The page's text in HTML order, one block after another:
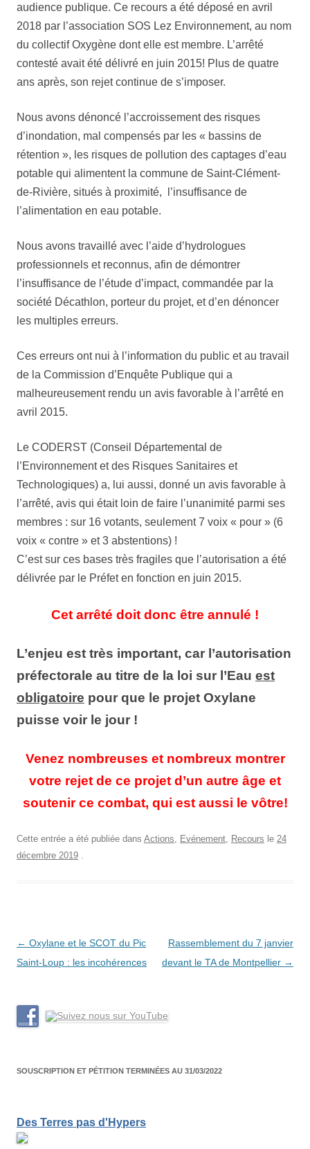
audience publique. Ce recours a été déposé en avril
2018 par l’association SOS Lez Environnement, au nom
du collectif Oxygène dont elle est membre. L’arrêté
contesté avait été délivré en juin 2015! Plus de quatre
ans après, son rejet continue de s’imposer.
Nous avons dénoncé l’accroissement des risques
d’inondation, mal compensés par les « bassins de
rétention », les risques de pollution des captages d’eau
potable qui alimentent la commune de Saint-Clément-
de-Rivière, situés à proximité, l’insuffisance de
l’alimentation en eau potable.
Nous avons travaillé avec l’aide d’hydrologues
professionnels et reconnus, afin de démontrer
l’insuffisance de l’étude d’impact, commandée par la
société Décathlon, porteur du projet, et d’en dénoncer
les multiples erreurs.
Ces erreurs ont nui à l’information du public et au travail
de la Commission d’Enquête Publique qui a
malheureusement rendu un avis favorable à l’arrêté en
avril 2015.
Le CODERST (Conseil Départemental de
l’Environnement et des Risques Sanitaires et
Technologiques) a, lui aussi, donné un avis favorable à
l’arrêté, avis qui était loin de faire l’unanimité parmi ses
membres : sur 16 votants, seulement 7 voix « pour » (6
voix « contre » et 3 abstentions) !
C’est sur ces bases très fragiles que l’autorisation a été
délivrée par le Préfet en fonction en juin 2015.
Cet arrêté doit donc être annulé !
L’enjeu est très important, car l’autorisation
préfectorale au titre de la loi sur l’Eau est
obligatoire pour que le projet Oxylane
puisse voir le jour !
Venez nombreuses et nombreux montrer
votre rejet de ce projet d’un autre âge et
soutenir ce combat, qui est aussi le vôtre!
Cette entrée a été publiée dans Actions Evénement Recours le 24
décembre 2019
Navigation
des
← Oxylane et le SCOT du Pic
Saint-Loup : les incohérences
Rassemblement du 7 janvier
devant le TA de Montpellier →
SOUSCRIPTION ET PÉTITION TERMINÉES AU 31/03/2022
Des Terres pas d'Hypers